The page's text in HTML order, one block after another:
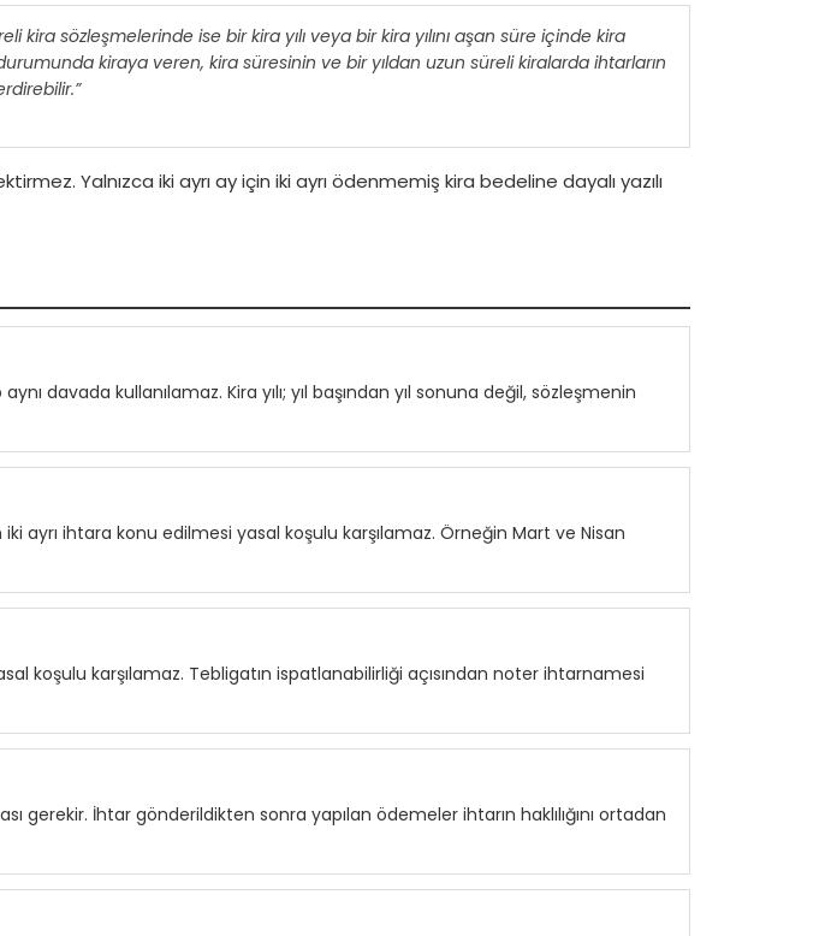
kira sözleşmelerinde ise bir kira yılı veya bir kira yılını aşan süre içinde kira
kiraya veren, kira süresinin ve bir yıldan uzun süreli kiralarda ihtarların
Yalnızca iki ayrı ay için iki ayrı ödenmemiş kira bedeline dayalı yazılı
davada kullanılamaz. Kira yılı; yıl başından yıl sonuna değil, sözleşmenin
ayrı ihtara konu edilmesi yasal koşulu karşılamaz. Örneğin Mart ve Nisan
koşulu karşılamaz. Tebligatın ispatlanabilirliği açısından noter ihtarnamesi
İhtar gönderildikten sonra yapılan ödemeler ihtarın haklılığını ortadan